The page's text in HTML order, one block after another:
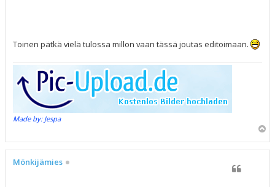
Toinen pätkä vielä tulossa millon vaan tässä joutas editoimaan.
Made by: Jespa
ö
Mönkijämies